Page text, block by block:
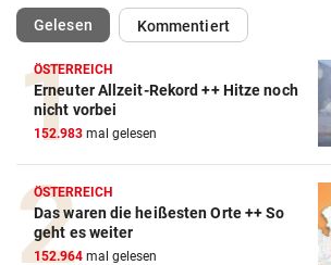
Gelesen(ausgewählt)Kommentiert
ÖSTERREICH
Erneuter Allzeit-Rekord ++ Hitze noch
nicht vorbei
152.983 mal gelesen
ÖSTERREICH
Das waren die heißesten Orte ++ So
geht es weiter
152.964 mal gelesen